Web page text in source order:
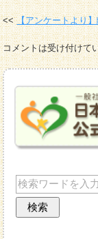
【アンケートより
コメントは受け付けて